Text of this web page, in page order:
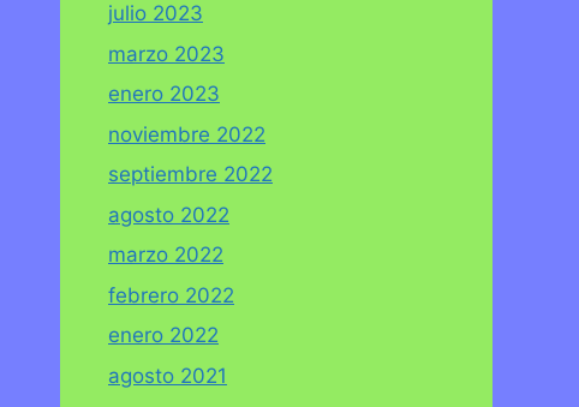
julio 2023
marzo 2023
enero 2023
noviembre 2022
septiembre 2022
agosto 2022
marzo 2022
febrero 2022
enero 2022
agosto 2021